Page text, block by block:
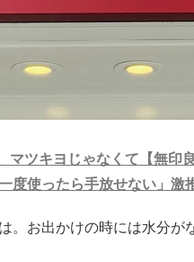
マツキヨじゃなくて【無印
度使ったら手放せない」激
。お出かけの時には水分